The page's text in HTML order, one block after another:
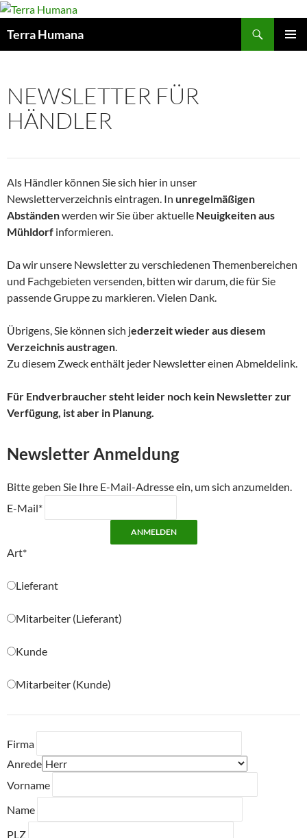
Zum
springen
Terra Humana
NEWSLETTER FÜR
HÄNDLER
Als Händler können Sie sich hier in unser
Newsletterverzeichnis eintragen. In unregelmäßigen
Abständenwerden wir Sie über aktuelle Neuigkeiten aus
Mühldorf informieren.
Da wir unsere Newsletter zu verschiedenen Themenbereichen
und Fachgebieten versenden, bitten wir darum, die für Sie
passende Gruppe zu markieren. Vielen Dank.
Übrigens, Sie können sich jederzeit wieder aus diesem
Verzeichnis austragen.
Zu diesem Zweck enthält jeder Newsletter einen Abmeldelink.
Für Endverbraucher steht leider noch kein Newsletter zur
Verfügung, ist aber in Planung.
Newsletter Anmeldung
Bitte geben Sie Ihre E-Mail-Adresse ein, um sich anzumelden.
E-Mail*
ANMELDEN
Art*
Lieferant
Mitarbeiter (Lieferant)
Kunde
Mitarbeiter (Kunde)
Firma
Anrede
Vorname
Name
PLZ